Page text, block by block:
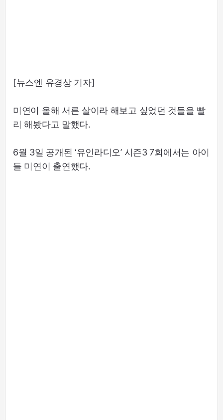
[뉴스엔 유경상 기자]
미연이 올해 서른 살이라 해보고 싶었던 것들을 빨
리 해봤다고 말했다.
6월 3일 공개된 ‘유인라디오’ 시즌3 7회에서는 아이
들 미연이 출연했다.